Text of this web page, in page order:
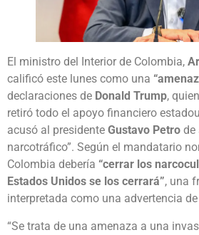
El ministro del Interior de Colombia,
calificó este lunes como una
declaraciones de Donald Trump,
retiró todo el apoyo financiero
acusó al presidente Gustavo Petro de
narcotráfico”. Según el mandatario
Colombia debería “cerrar los
Estados Unidos se los cerrará”, una
interpretada como una advertencia
“Se trata de una amenaza a una